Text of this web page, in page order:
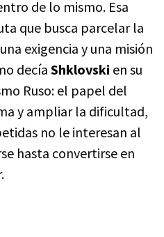
de lo mismo. Esa
que busca parcelar la
exigencia y una misión
decía Shklovski en su
Ruso: el papel del
y ampliar la dificultad,
no le interesan al
hasta convertirse en